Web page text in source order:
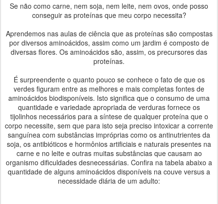
Se não como carne, nem soja, nem leite, nem ovos, onde posso
conseguir as proteínas que meu corpo necessita?
Aprendemos nas aulas de ciência que as proteínas são compostas
por diversos aminoácidos, assim como um jardim é composto de
diversas flores. Os aminoácidos são, assim, os precursores das
proteínas.
É surpreendente o quanto pouco se conhece o fato de que os
verdes figuram entre as melhores e mais completas fontes de
aminoácidos biodisponíveis. Isto significa que o consumo de uma
quantidade e variedade apropriada de verduras fornece os
tijolinhos necessários para a síntese de qualquer proteína que o
corpo necessite, sem que para isto seja preciso intoxicar a corrente
sanguínea com substâncias impróprias como os antinutrientes da
soja, os antibióticos e hormônios artificiais e naturais presentes na
carne e no leite e outras muitas substâncias que causam ao
organismo dificuldades desnecessárias. Confira na tabela abaixo a
quantidade de alguns aminoácidos disponíveis na couve versus a
necessidade diária de um adulto: